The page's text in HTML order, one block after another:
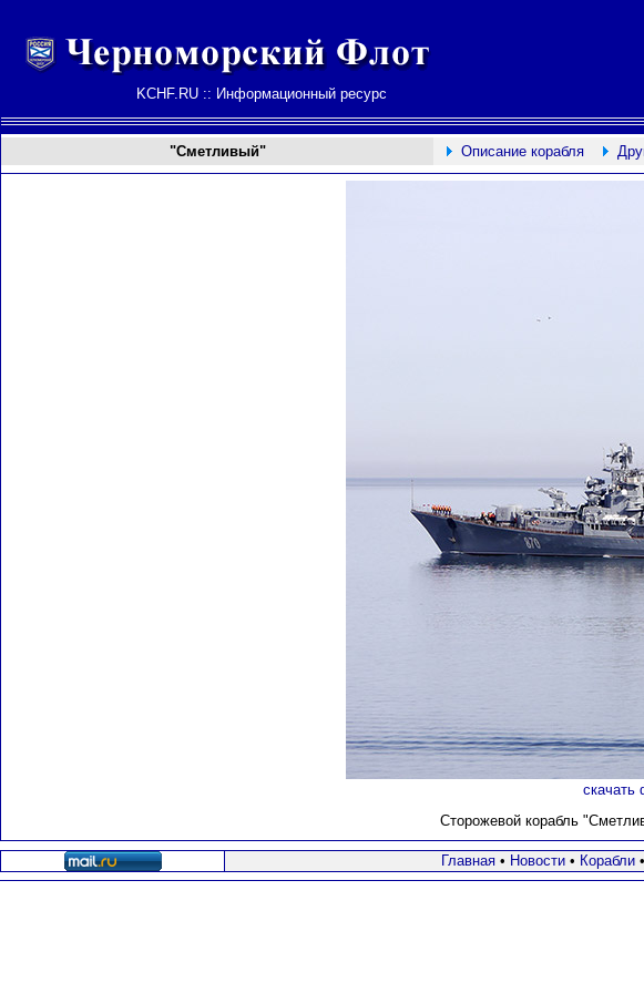
KCHF.RU :: Информационный ресурс
"Сметливый" Описание корабля
скачать
Сторожевой корабль
Главная• Новости• Корабли•